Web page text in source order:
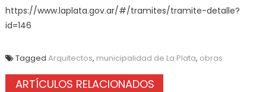
https://www.laplata.gov.ar/#/tramites/tramite-detalle?
id=146
Tagged Arquitectos, municipalidad de La Plata, obras
ARTÍCULOS RELACIONADOS